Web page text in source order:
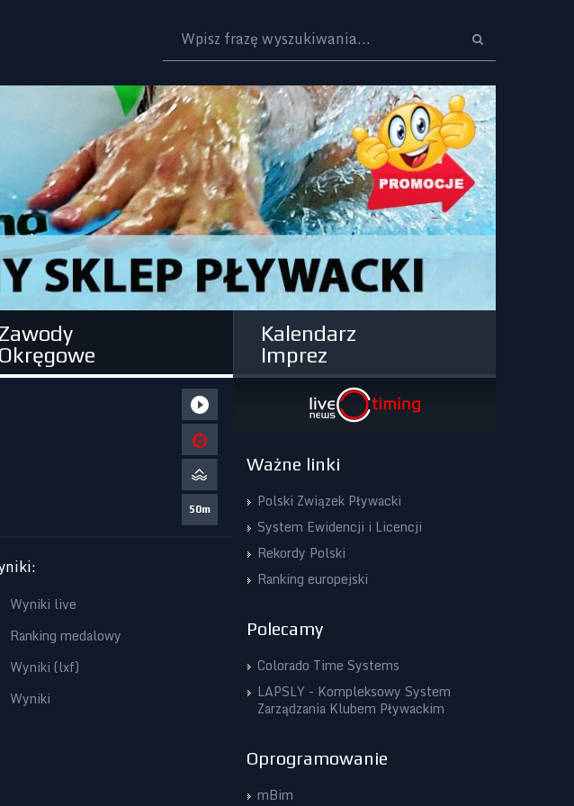
Okręgowe
Kalendarz
Imprez
50m
:
Wyniki live
Ranking medalowy
Wyniki (lxf)
Wyniki
Ważne linki
Polski Związek Pływacki
System Ewidencji i Licencji
Rekordy Polski
Ranking europejski
Polecamy
Colorado Time Systems
LAPSLY - Kompleksowy System
Zarządzania Klubem Pływackim
Oprogramowanie
mBim